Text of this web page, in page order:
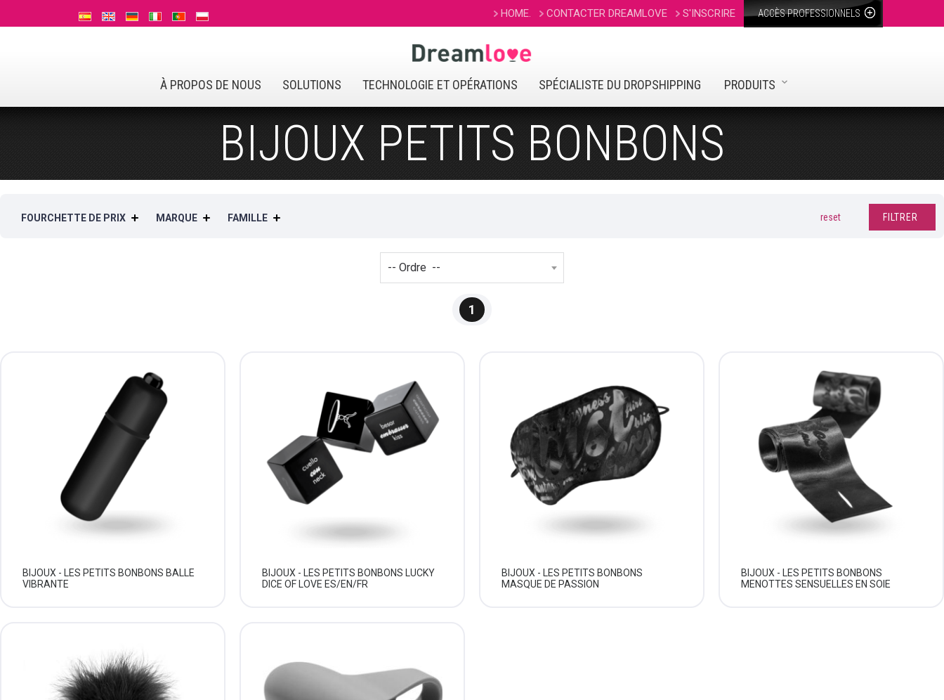
ACCÈS PROFESSIONNELS
HOME. CONTACTER DREAMLOVE S'INSCRIRE
À PROPOS DE NOUS SOLUTIONS TECHNOLOGIE ET OPÉRATIONS SPÉCIALISTE DU DROPSHIPPING PRODUITS
BIJOUX PETITS BONBONS
FOURCHETTE DE PRIX MARQUE FAMILLE
1
BIJOUX - LES PETITS BONBONS BALLE
VIBRANTE
BIJOUX - LES PETITS BONBONS LUCKY
DICE OF LOVE ES/EN/FR
BIJOUX - LES PETITS BONBONS
MASQUE DE PASSION
BIJOUX - LES PETITS BONBONS
MENOTTES SENSUELLES EN SOIE